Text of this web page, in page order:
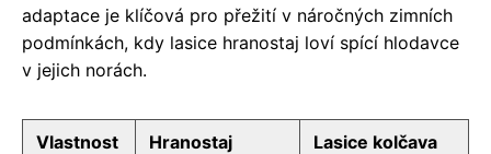
adaptace je klíčová pro přežití v náročných zimních
podmínkách, kdy lasice hranostaj loví spící hlodavce
v jejich norách.
Vlastnost Hranostaj Lasice kolčava